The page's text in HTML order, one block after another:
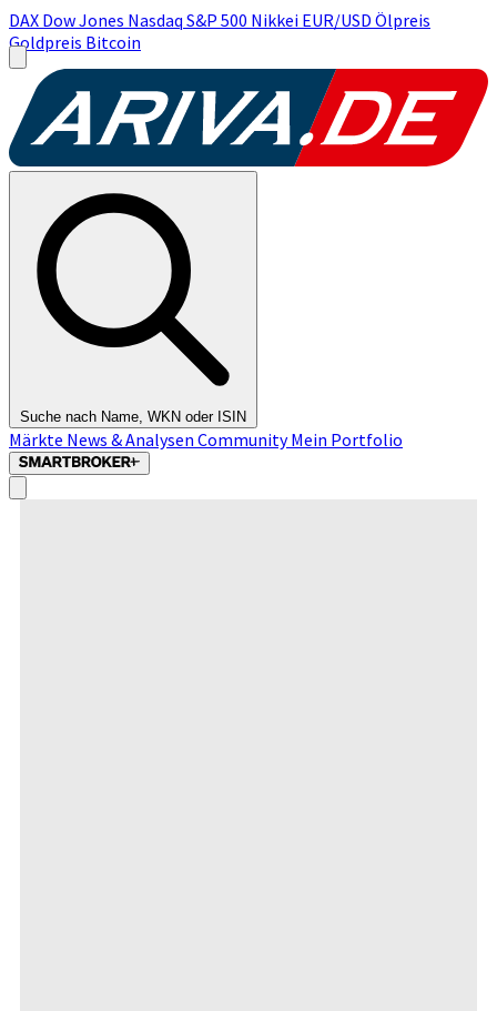
DAX Dow Jones Nasdaq S&P 500 Nikkei EUR/USD Ölpreis
Goldpreis Bitcoin
Suche nach Name, WKN oder ISIN
Märkte News & Analysen CommunityMein Portfolio